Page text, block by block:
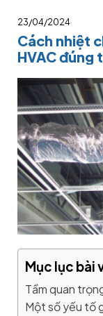
23/04/2024
Cách nhiệt
HVAC đúng
Mục lục bài
Tầm quan
Một số yếu tố